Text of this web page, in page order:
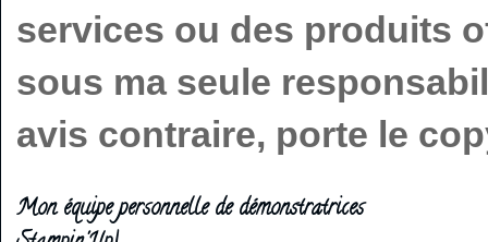
services ou des produits
sous ma seule
avis contraire, porte le
Mon équipe personnelle de démonstratrices